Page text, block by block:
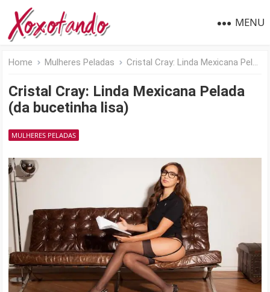
MENU
Home Mulheres Peladas Cristal Cray: Linda Mexicana Pelada (da bucetinha lisa)
Cristal Cray: Linda Mexicana Pelada
(da bucetinha lisa)
MULHERES PELADAS